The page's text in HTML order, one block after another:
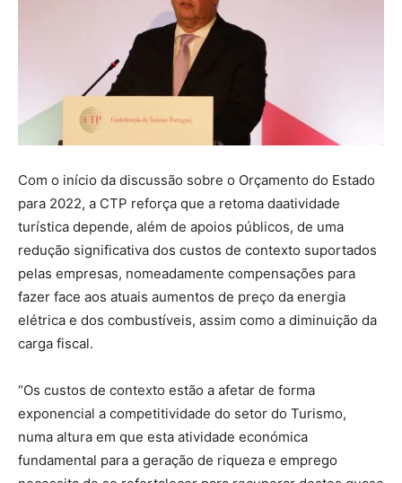
Com o início da discussão sobre o Orçamento do Estado
para 2022, a CTP reforça que a retoma daatividade
turística depende, além de apoios públicos, de uma
redução significativa dos custos de contexto suportados
pelas empresas, nomeadamente compensações para
fazer face aos atuais aumentos de preço da energia
elétrica e dos combustíveis, assim como a diminuição da
carga fiscal.
“Os custos de contexto estão a afetar de forma
exponencial a competitividade do setor do Turismo,
numa altura em que esta atividade económica
fundamental para a geração de riqueza e emprego